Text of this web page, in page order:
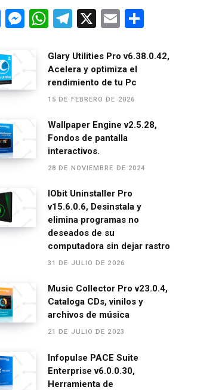
F
ce
b
o
k
M
g
W
at
s
A
p
T
e
gr
a
X
E
ail m
Glary Utilities Pro v6.38.0.42,
Acelera y optimiza el
rendimiento de tu Pc
15 DE FEBRERO DE 2026
Wallpaper Engine v2.5.28,
Fondos de pantalla
interactivos.
28 DE NOVIEMBRE DE 2024
IObit Uninstaller Pro
v15.6.0.6, Desinstala y
elimina programas no
deseados de su
computadora sin dejar rastro
31 DE JULIO DE 2026
Music Collector Pro v23.0.4,
Cataloga CDs, vinilos y
archivos de música
21 DE JULIO DE 2023
Infopulse PACE Suite
Enterprise v6.0.0.30,
Herramienta de